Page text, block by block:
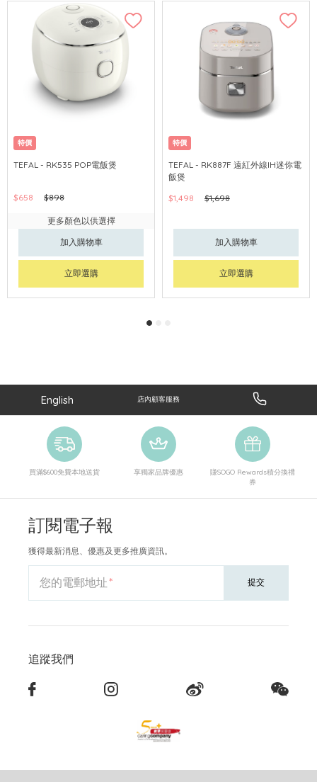
特價
TEFAL - RK535 POP電飯煲
$658 $898
更多顏色以供選擇
加入購物車
立即選購
特價
TEFAL - RK887F 遠紅外線IH迷你電
飯煲
$1,498
$1,698
加入購物車
立即選購
English 店內顧客服務
買滿$600免費本地送貨 享獨家品牌優惠
賺SOGO Rewards積分換禮
券
訂閱電子報
獲得最新消息、優惠及更多推廣資訊。
您的電郵地址 提交
追蹤我們